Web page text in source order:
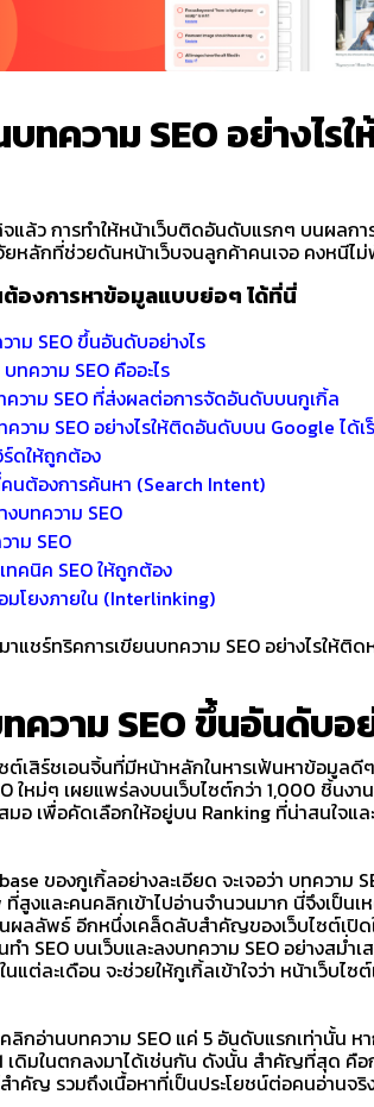
บทความ SEO อย่างไ
แล้ว การทำให้หน้าเว็บติดอันดับแรกๆ บนผลก
ยหลักที่ช่วยดันหน้าเว็บจนลูกค้าคนเจอ คงหนีไ
องการหาข้อมูลแบบย่อๆ ได้ที่นี่
าม SEO ขึ้นอันดับอย่างไร
ทความ SEO คืออะไร
วาม SEO ที่ส่งผลต่อการจัดอันดับบนกูเกิ้ล
วาม SEO อย่างไรให้ติดอันดับบน Google ได้เ
ร์ดให้ถูกต้อง
คนต้องการค้นหา (Search Intent)
งบทความ SEO
าม SEO
ทคนิค SEO ให้ถูกต้อง
มโยงภายใน (Interlinking)
าแชร์ทริคการเขียนบทความ SEO อย่างไรให้
ความ SEO ขึ้นอันดับอ
ต์เสิร์ชเอนจิ้นที่มีหน้าหลักในหารเฟ้นหาข้อมูล
ใหม่ๆ เผยแพร่ลงบนเว็บไซต์กว่า 1,000 ชิ้นง
เพื่อคัดเลือกให้อยู่บน Ranking ที่น่าสนใจแล
ของกูเกิ้ลอย่างละเอียด จะเจอว่า บทควา
สูงและคนคลิกเข้าไปอ่านจำนวนมาก นี่จึงเป็นเ
นผลลัพธ์ อีกหนึ่งเคล็ดลับสำคัญของเว็บไซต์เปิ
ทำ SEO บนเว็บและลงบทความ SEO อย่างสม่
แต่ละเดือน จะช่วยให้กูเกิ้ลเข้าใจว่า หน้าเว็บ
ลิกอ่านบทความ SEO แค่ 5 อันดับแรกเท่านั้น
เดิมในตกลงมาได้เช่นกัน ดังนั้น สำคัญที่สุด คือ
คัญ รวมถึงเนื้อหาที่เป็นประโยชน์ต่อคนอ่านจริ